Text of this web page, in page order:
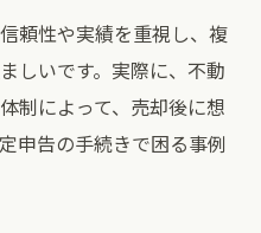
頼性や実績を重視し、複
しいです。実際に、不動
制によって、売却後に想
申告の手続きで困る事例